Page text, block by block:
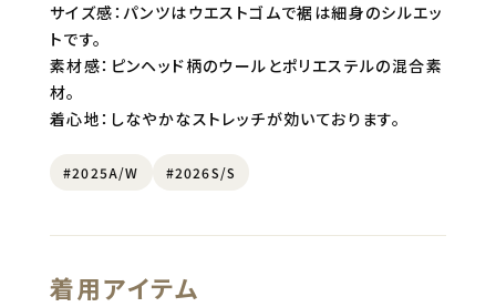
サイズ感：パンツはウエストゴムで裾は細身のシルエッ
トです。
素材感：ピンヘッド柄のウールとポリエステルの混合素
材。
着心地：しなやかなストレッチが効いております。
#2025A/W #2026S/S
着用アイテム